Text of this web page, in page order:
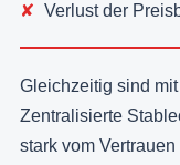
Verlust der
Gleichzeitig sind
Zentralisierte
stark vom